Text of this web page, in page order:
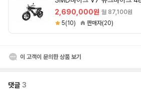
2,690,000원 월 87,100원
5(10)
판매자(20)
이 고객이 문의한 상품 보기
댓글 3